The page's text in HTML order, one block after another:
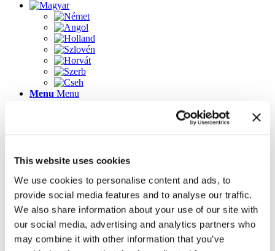
This website uses cookies
We use cookies to personalise content and ads, to
provide social media features and to analyse our traffic.
We also share information about your use of our site with
our social media, advertising and analytics partners who
may combine it with other information that you’ve
Menu Menu
Lapok
2023-as újdonságok
Az üdvözlőképernyő újdonságai
Galéria
Impressum
Inspirálódjon könnyedén! 3D tervező ügyféltanácsadó
szoftver
Kapcsolat